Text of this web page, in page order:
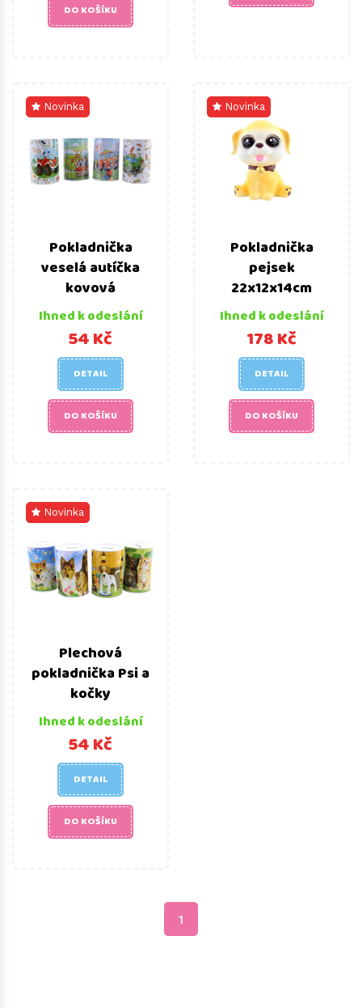
DO KOŠÍKU
Novinka
Pokladnička
veselá autíčka
kovová
Ihned k odeslání
54 Kč
DETAIL
DO KOŠÍKU
Novinka
Pokladnička
pejsek
22x12x14cm
Ihned k odeslání
178 Kč
DETAIL
DO KOŠÍKU
Novinka
Plechová
pokladnička Psi a
kočky
Ihned k odeslání
54 Kč
DETAIL
DO KOŠÍKU
1